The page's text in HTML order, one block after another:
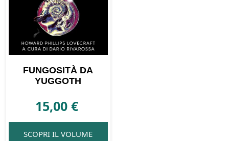
FUNGOSITÀ DA
YUGGOTH
15,00€
SCOPRI IL VOLUME